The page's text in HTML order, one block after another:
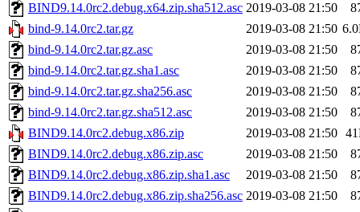
BIND9.14.0rc2.debug.x64.zip.sha512.asc 2019-03-08 21:50
bind-9.14.0rc2.tar.gz
2019-03-08 21:50
bind-9.14.0rc2.tar.gz.asc
2019-03-08 21:50
bind-9.14.0rc2.tar.gz.sha1.asc
2019-03-08 21:50
bind-9.14.0rc2.tar.gz.sha256.asc
2019-03-08 21:50
bind-9.14.0rc2.tar.gz.sha512.asc
2019-03-08 21:50
BIND9.14.0rc2.debug.x86.zip
2019-03-08 21:50
BIND9.14.0rc2.debug.x86.zip.asc
2019-03-08 21:50
BIND9.14.0rc2.debug.x86.zip.sha1.asc
2019-03-08 21:50
BIND9.14.0rc2.debug.x86.zip.sha256.asc 2019-03-08 21:50